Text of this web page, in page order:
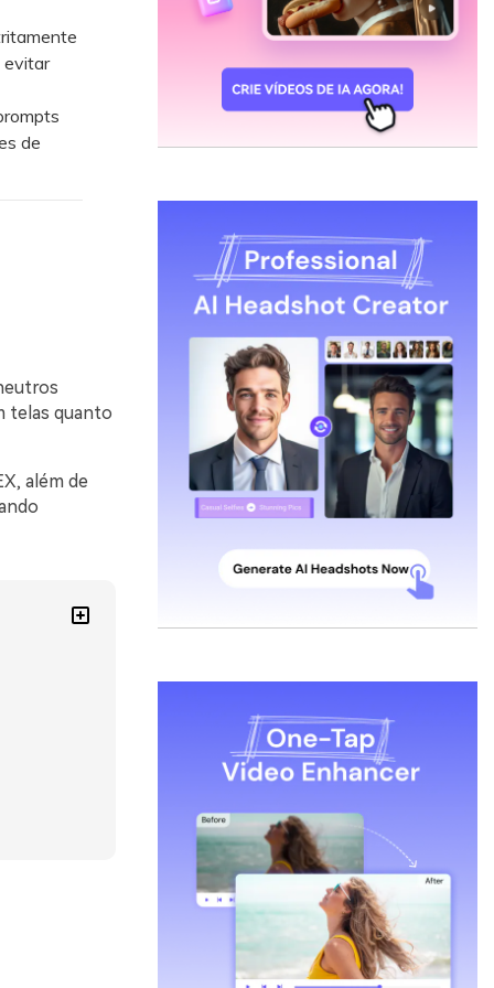
evitar
de
telas quanto
além de